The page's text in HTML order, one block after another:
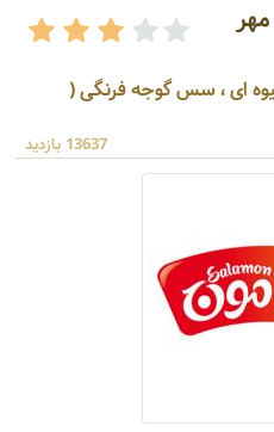
ای ، سس گوجه فرنگی (
13637 بازدید